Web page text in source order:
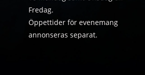
Fredag.
Öppettider för evenemang
annonseras separat.